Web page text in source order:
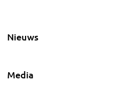
Nieuws
Media